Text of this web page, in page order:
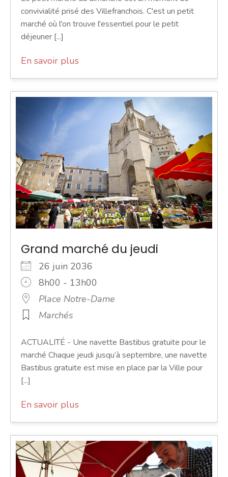
convivialité prisé des Villefranchois. C'est un petit
marché où l'on trouve l'essentiel pour le petit
déjeuner [...]
En savoir plus
Grand marché du jeudi
26 juin 2036
8h00 - 13h00
Place Notre-Dame
Marchés
ACTUALITÉ - Une navette Bastibus gratuite pour le
marché Chaque jeudi jusqu’à septembre, une navette
Bastibus gratuite est mise en place par la Ville pour
[...]
En savoir plus